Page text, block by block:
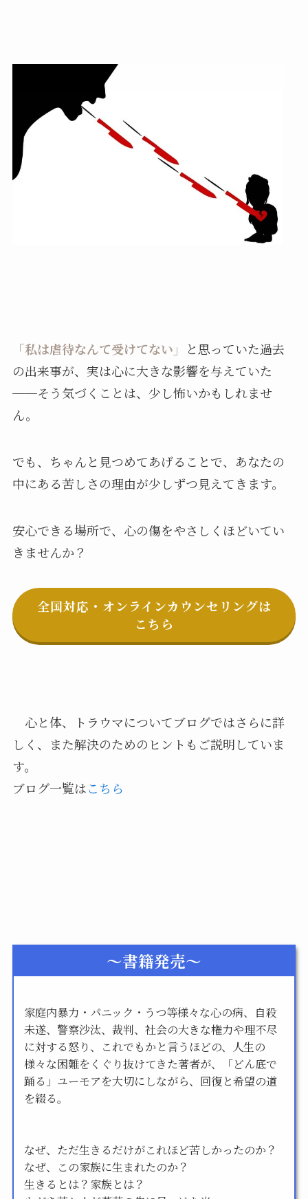
「私は虐待なんて受けてない」
と思っていた過去
の出来事が、実は心に大きな影響を与えていた
──そう気づくことは、少し怖いかもしれませ
ん。
でも、ちゃんと見つめてあげることで、あなたの
中にある苦しさの理由が少しずつ見えてきます。
安心できる場所で、心の傷をやさしくほどいてい
きませんか？
全国対応・オンラインカウンセリングは
こちら
心と体、トラウマについてブログではさらに詳
しく、また解決のためのヒントもご説明していま
す。
ブログ一覧はこちら
～書籍発売～
家庭内暴力・パニック・うつ等様々な心の病、自殺
未遂、警察沙汰、裁判、社会の大きな権力や理不尽
に対する怒り、これでもかと言うほどの、人生の
様々な困難をくぐり抜けてきた著者が、「どん底で
踊る」ユーモアを大切にしながら、回復と希望の道
を綴る。
なぜ、ただ生きるだけがこれほど苦しかったのか？
なぜ、この家族に生まれたのか？
生きるとは？家族とは？